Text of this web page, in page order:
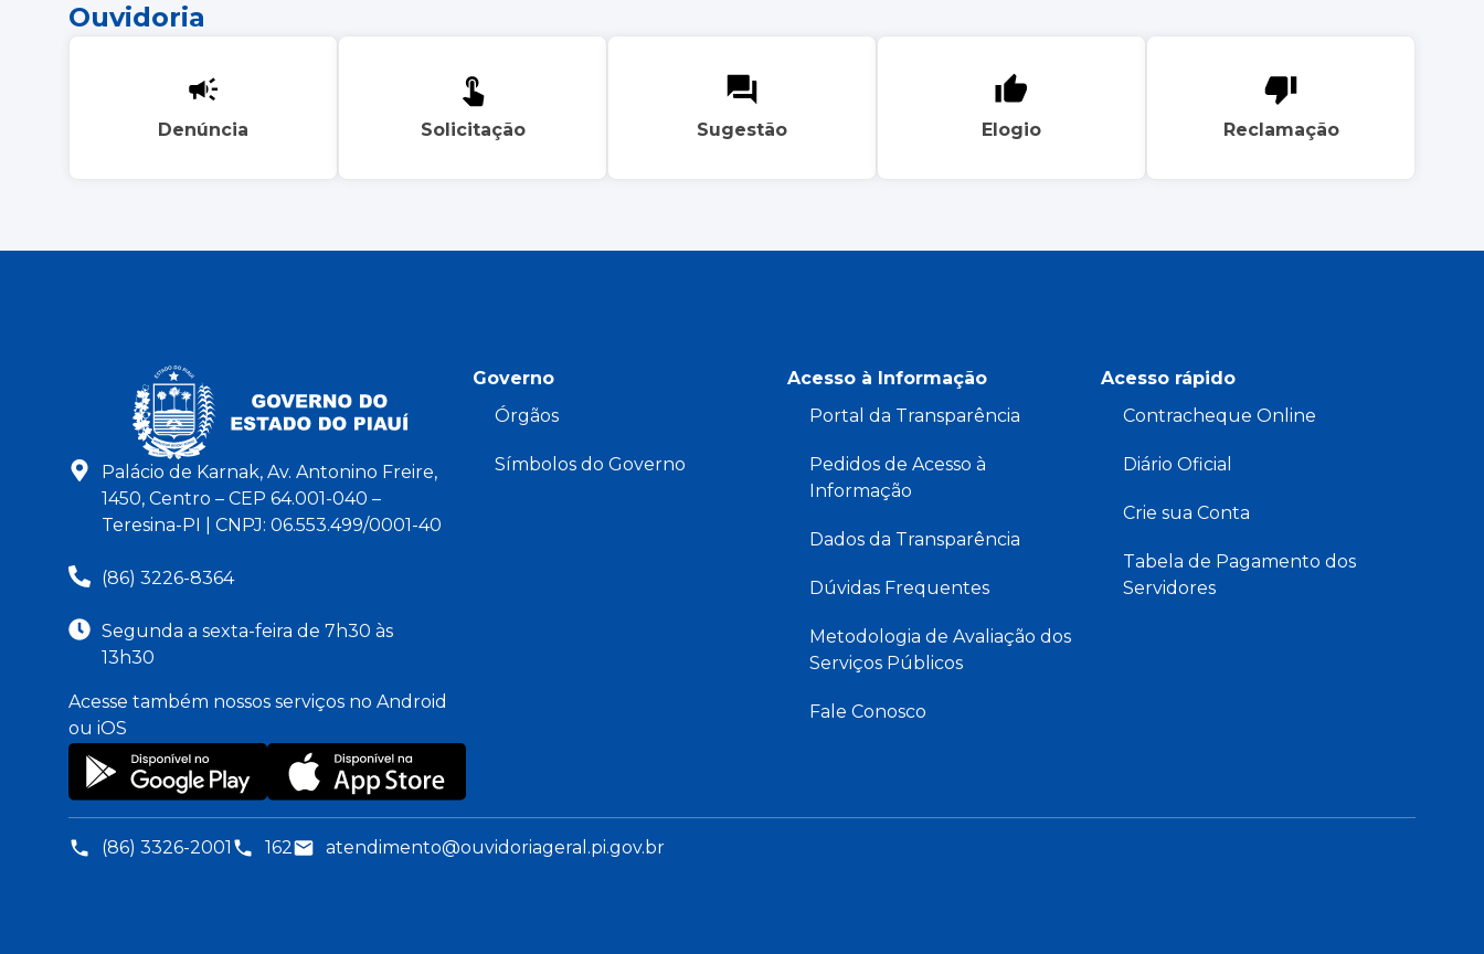
Ouvidoria
Denúncia Solicitação Sugestão Elogio Reclamação
Palácio de Karnak, Av. Antonino Freire,
1450, Centro – CEP 64.001-040 –
Teresina-PI | CNPJ: 06.553.499/0001-40
(86) 3226-8364
Segunda a sexta-feira de 7h30 às
13h30
Acesse também nossos serviços no Android
ou iOS
Governo
Órgãos
Símbolos do Governo
Acesso à Informação
Portal da Transparência
Pedidos de Acesso à
Informação
Dados da Transparência
Dúvidas Frequentes
Metodologia de Avaliação dos
Serviços Públicos
Fale Conosco
Acesso rápido
Contracheque Online
Diário Oficial
Crie sua Conta
Tabela de Pagamento dos
Servidores
(86) 3326-2001 162 atendimento@ouvidoriageral.pi.gov.br